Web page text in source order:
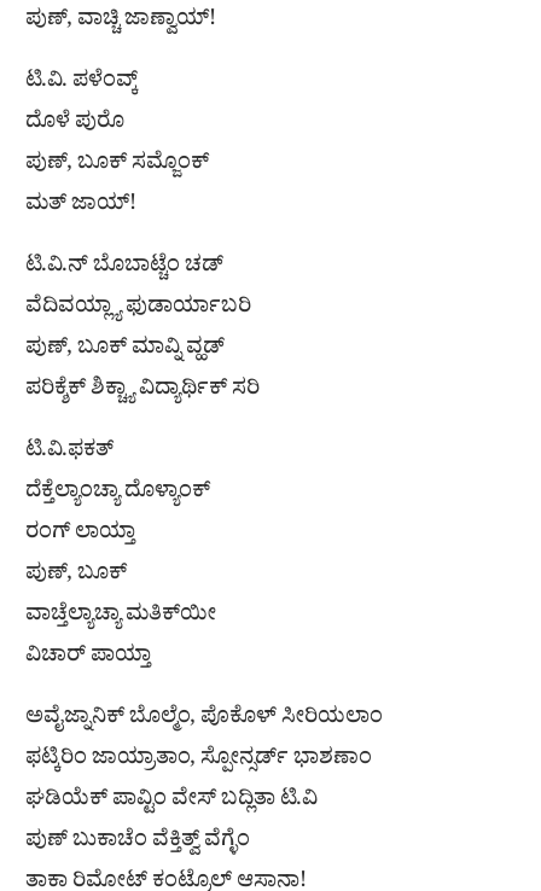
ಪುಣ್, ವಾಚ್ಚಿ ಜಾಣ್ವಾಯ್!
ಟಿ.ವಿ. ಪಳೆಂವ್ಕ್
ದೊಳೆ ಪುರೊ
ಪುಣ್, ಬೂಕ್ ಸಮ್ಜೊಂಕ್
ಮತ್ ಜಾಯ್!
ಟಿ.ವಿ.ನ್ ಬೊಬಾಟ್ಚೆಂ ಚಡ್
ವೆದಿವಯ್ಲ್ಯಾ ಫುಡಾರ್ಯಾಬರಿ
ಪುಣ್, ಬೂಕ್ ಮಾವ್ನಿ ವ್ಹಡ್
ಪರಿಕ್ಶೆಕ್ ಶಿಕ್ಚ್ಯಾ ವಿದ್ಯಾರ್ಥಿಕ್ ಸರಿ
ಟಿ.ವಿ.ಫಕತ್
ದೆಕ್ತೆಲ್ಯಾಂಚ್ಯಾ ದೊಳ್ಯಾಂಕ್
ರಂಗ್ ಲಾಯ್ತಾ
ಪುಣ್, ಬೂಕ್
ವಾಚ್ತೆಲ್ಯಾಚ್ಯಾ ಮತಿಕ್‍ಯೀ
ವಿಚಾರ್ ಪಾಯ್ತಾ
ಅವೈಜ್ನಾನಿಕ್ ಬೊಲ್ಮೆಂ, ಪೊಕೊಳ್ ಸೀರಿಯಲಾಂ
ಫಟ್ಕಿರಿಂ ಜಾಯ್ರಾತಾಂ, ಸ್ಪೋನ್ಸರ್ಡ್ ಭಾಶಣಾಂ
ಘಡಿಯೆಕ್ ಪಾವ್ಟಿಂ ವೇಸ್ ಬದ್ಲಿತಾ ಟಿ.ವಿ
ಪುಣ್ ಬುಕಾಚೆಂ ವೆಕ್ತಿತ್ವ್ ವೆಗ್ಳೆಂ